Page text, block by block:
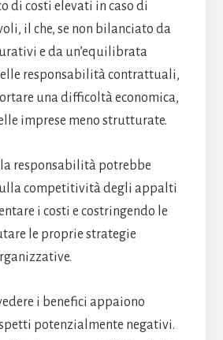
di costi elevati in caso di
il che, se non bilanciato da
e da un’equilibrata
responsabilità contrattuali,
una difficoltà economica,
imprese meno strutturate.
responsabilità potrebbe
competitività degli appalti
i costi e costringendo le
le proprie strategie
i benefici appaiono
potenzialmente negativi.